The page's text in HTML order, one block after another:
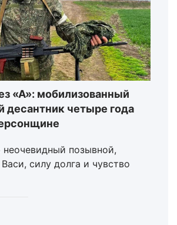
«А»: мобилизованный
десантник четыре года
позывной,
силу долга и чувство